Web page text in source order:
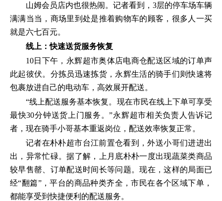
山姆会员店内也很热闹。记者看到，3层的停车场车辆
满满当当，商场里到处是推着购物车的顾客，很多人一买
就是六七百元。
线上：快速送货服务恢复
10日下午，永辉超市奥体店电商仓配送区域的订单声
此起彼伏。分拣员迅速拣货，永辉生活的骑手们则快速将
包裹放进自己的电动车，高效展开配送。
“线上配送服务基本恢复。现在市民在线上下单可享受
最快30分钟送货上门服务。”永辉超市相关负责人告诉记
者，现在骑手小哥基本重返岗位，配送效率恢复正常。
记者在朴朴超市台江前置仓看到，外送小哥们进进出
出，异常忙碌。据了解，上月底朴朴一度出现蔬菜类商品
较早售罄、订单配送时间长等问题。现在，这样的局面已
经“翻篇”，平台的商品种类齐全，市民在各个区域下单，
都能享受到快捷便利的配送服务。